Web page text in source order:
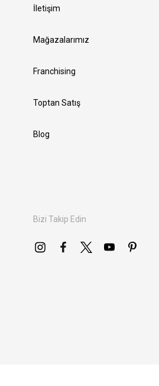
İletişim
Mağazalarımız
Franchising
Toptan Satış
Blog
Bizi Takip Edin